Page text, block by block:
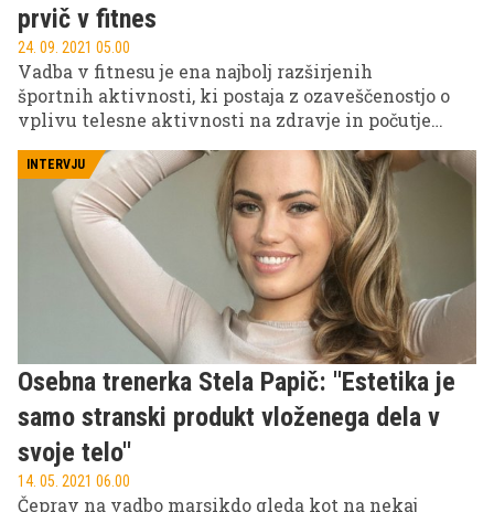
prvič v fitnes
24. 09. 2021 05.00
Vadba v fitnesu je ena najbolj razširjenih
športnih aktivnosti, ki postaja z ozaveščenostjo o
vplivu telesne aktivnosti na zdravje in počutje
vadbi napačno predstavo. Bližnjice ne obstajajo, zato
pa se začnejo rezultati ob pravilni vadbi hitro
kazati tudi na zunaj. Še najhitreje, če vam ob strani
stoji izkušen osebni trener, kot je Daniel Jelovič, ki
ima za vse ''začetnike'' nekaj zlata vrednih
nasvetov. Pri doseganju rezultatov vam bodo prišli
še kako prav.
INTERVJU
Osebna trenerka Stela Papič: ''Estetika je
samo stranski produkt vloženega dela v
svoje telo''
14. 05. 2021 06.00
Čeprav na vadbo marsikdo gleda kot na nekaj